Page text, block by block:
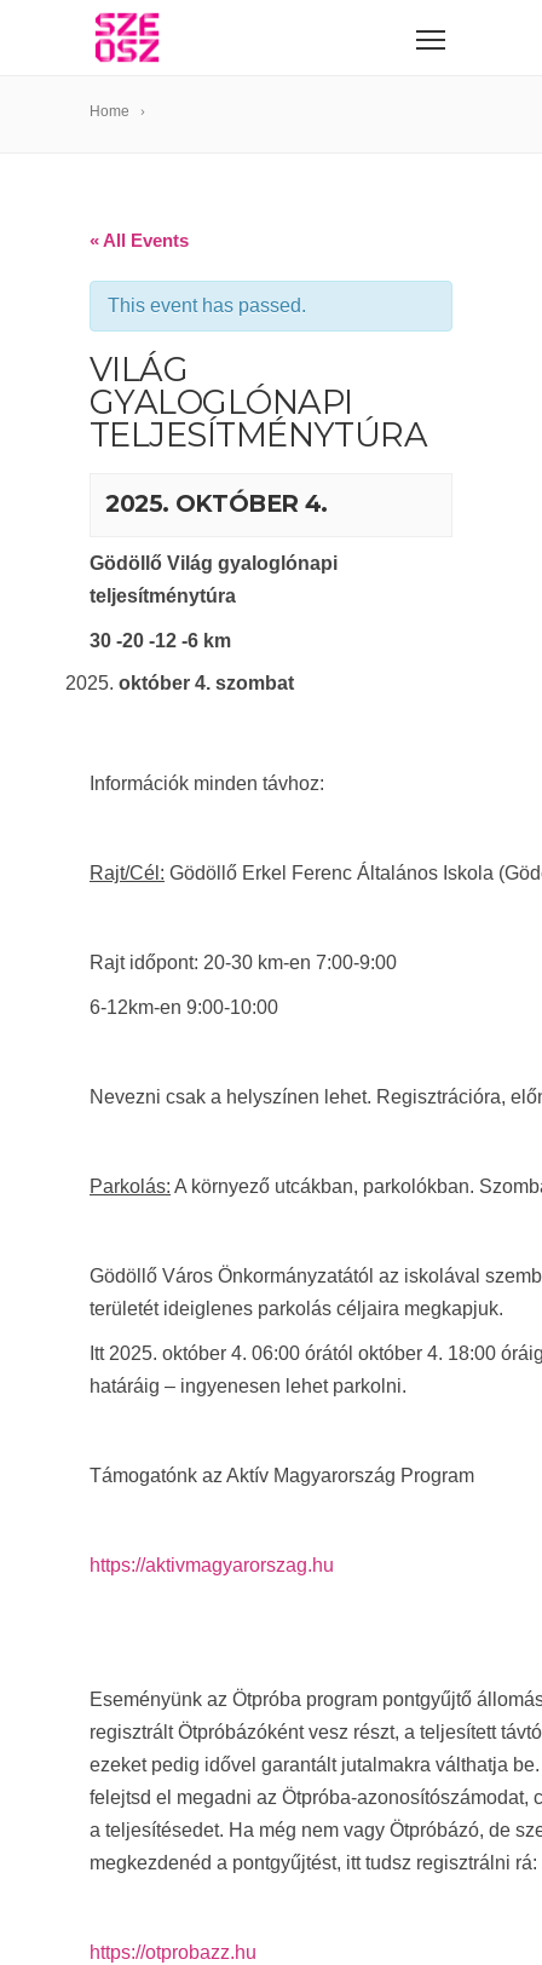
Home
« All Events
This event has passed.
VILÁG
GYALOGLÓNAPI
TELJESÍTMÉNYTÚRA
2025. OKTÓBER 4.
Gödöllő Világ gyaloglónapi
teljesítménytúra
30 -20 -12 -6 km
október 4. szombat
Információk minden távhoz:
Rajt/Cél: Gödöllő Erkel Ferenc Általános Iskola
Rajt időpont: 20-30 km-en 7:00-9:00
6-12km-en 9:00-10:00
Nevezni csak a helyszínen lehet. Regisztrációra,
Parkolás: A környező utcákban, parkolókban.
Gödöllő Város Önkormányzatától az iskolával
területét ideiglenes parkolás céljaira megkapjuk.
Itt 2025. október 4. 06:00 órától október 4. 18:00
határáig – ingyenesen lehet parkolni.
Támogatónk az Aktív Magyarország Program
https://aktivmagyarorszag.hu
Eseményünk az Ötpróba program pontgyűjtő
regisztrált Ötpróbázóként vesz részt, a teljesített
ezeket pedig idővel garantált jutalmakra válthatja
felejtsd el megadni az Ötpróba-azonosítószámodat,
a teljesítésedet. Ha még nem vagy Ötpróbázó, de
megkezdenéd a pontgyűjtést, itt tudsz regisztrálni rá:
https://otprobazz.hu